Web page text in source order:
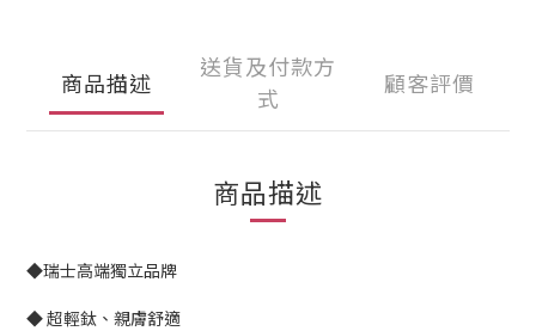
商品描述
送貨及付款方
式
顧客評價
商品描述
◆瑞士高端獨立品牌
◆ 超輕鈦、親膚舒適